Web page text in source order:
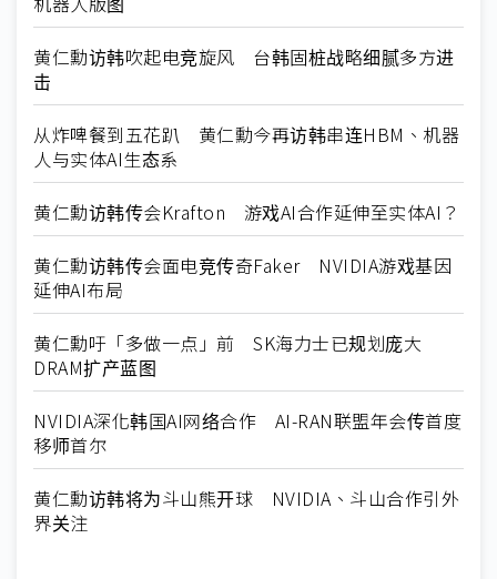
黄仁勳访韩吹起电竞旋风 台韩固桩战略细腻多方进
击
从炸啤餐到五花趴 黄仁勳今再访韩串连HBM、机器
人与实体AI生态系
黄仁勳访韩传会Krafton 游戏AI合作延伸至实体AI？
黄仁勳访韩传会面电竞传奇Faker NVIDIA游戏基因
延伸AI布局
黄仁勳吁「多做一点」前 SK海力士已规划庞大
DRAM扩产蓝图
NVIDIA深化韩国AI网络合作 AI-RAN联盟年会传首度
移师首尔
黄仁勳访韩将为斗山熊开球 NVIDIA、斗山合作引外
界关注